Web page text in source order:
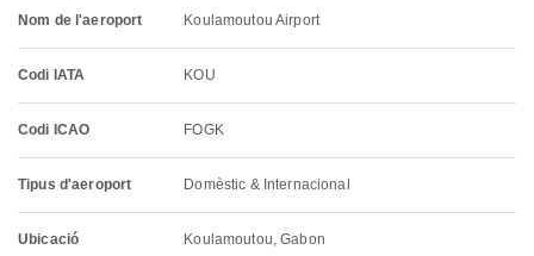
Nom de l'aeroport Koulamoutou Airport
Codi IATA KOU
Codi ICAO FOGK
Tipus d'aeroport Domèstic & Internacional
Ubicació Koulamoutou, Gabon